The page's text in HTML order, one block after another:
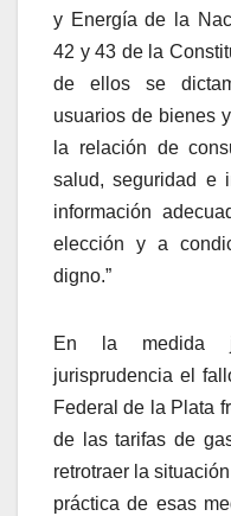
y Energía de la
42 y 43 de la
de ellos se
usuarios de bienes
la relación de
salud, seguridad e
información
elección y a
digno.”
En la medida
jurisprudencia el
Federal de la Plata
de las tarifas de
retrotraer la
práctica de esas